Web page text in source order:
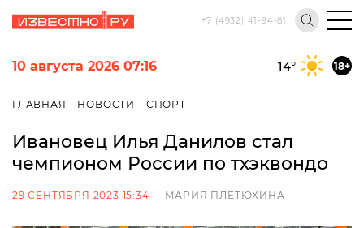
+7 (4932) 41-94-81
10 августа 2026 07:16 14° 18+
ГЛАВНАЯ НОВОСТИ СПОРТ
Ивановец Илья Данилов стал
чемпионом России по тхэквондо
29 СЕНТЯБРЯ 2023 15:34 МАРИЯ ПЛЕТЮХИНА